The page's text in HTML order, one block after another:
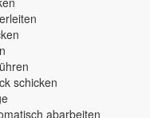
schicken
abarbeiten